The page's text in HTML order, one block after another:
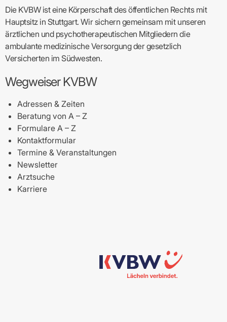
Die KVBW ist eine Körperschaft des öffentlichen Rechts mit
Hauptsitz in Stuttgart. Wir sichern gemeinsam mit unseren
ärztlichen und psychotherapeutischen Mitgliedern die
ambulante medizinische Versorgung der gesetzlich
Versicherten im Südwesten.
Wegweiser KVBW
Adressen & Zeiten
Beratung von A – Z
Formulare A – Z
Kontaktformular
Termine & Veranstaltungen
Newsletter
Arztsuche
Karriere